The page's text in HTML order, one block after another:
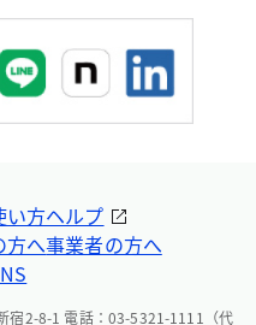
い方ヘルプ
方へ事業者の方へ
宿2-8-1 電話：03-5321-1111（代